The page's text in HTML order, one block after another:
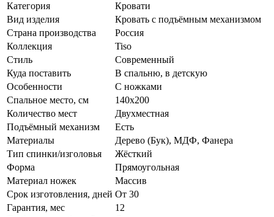
Категория
Кровати
Вид изделия
Кровать с подъёмным механизмом
Страна производства
Россия
Коллекция
Tiso
Стиль
Современный
Куда поставить
В спальню, в детскую
Особенности
С ножками
Спальное место, см
140x200
Количество мест
Двухместная
Подъёмный механизм
Есть
Материалы
Дерево (Бук), МДФ, Фанера
Тип спинки/изголовья
Жёсткий
Форма
Прямоугольная
Материал ножек
Массив
Срок изготовления, дней От 30
Гарантия, мес
12